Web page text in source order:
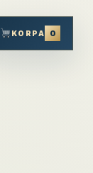
KORPA 0